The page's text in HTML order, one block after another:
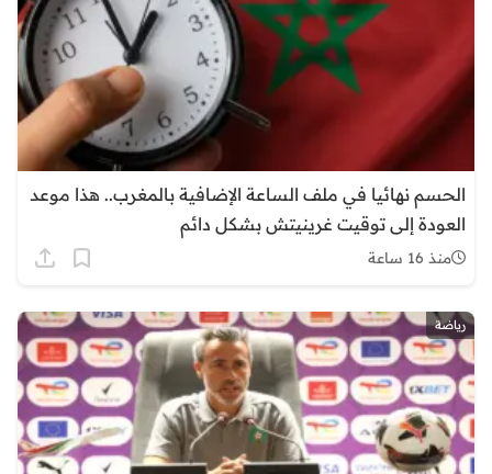
الحسم نهائيا في ملف الساعة الإضافية بالمغرب.. هذا موعد
العودة إلى توقيت غرينيتش بشكل دائم
منذ 16 ساعة
رياضة